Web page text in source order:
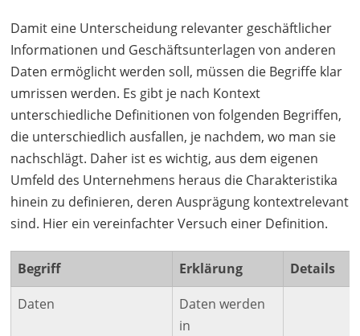
Damit eine Unterscheidung relevanter geschäftlicher
Informationen und Geschäftsunterlagen von anderen
Daten ermöglicht werden soll, müssen die Begriffe klar
umrissen werden. Es gibt je nach Kontext
unterschiedliche Definitionen von folgenden Begriffen,
die unterschiedlich ausfallen, je nachdem, wo man sie
nachschlägt. Daher ist es wichtig, aus dem eigenen
Umfeld des Unternehmens heraus die Charakteristika
hinein zu definieren, deren Ausprägung kontextrelevant
sind. Hier ein vereinfachter Versuch einer Definition.
Begriff Erklärung
Details
Daten
Daten werden
in